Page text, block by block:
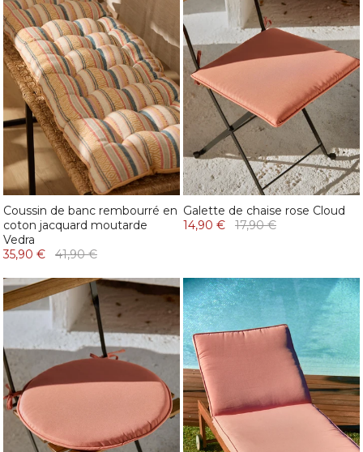
Coussin de banc rembourré en
coton jacquard moutarde
Vedra
35,90 €
41,90 €
Galette de chaise rose Cloud
14,90 €
17,90 €